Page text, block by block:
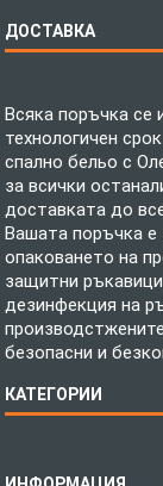
ДОСТАВКА
Всяка поръчка се
технологичен
спално бельо с
за всички
доставката до
Вашата поръчка е
опаковането на
защитни
дезинфекция на
безопасни и
КАТЕГОРИИ